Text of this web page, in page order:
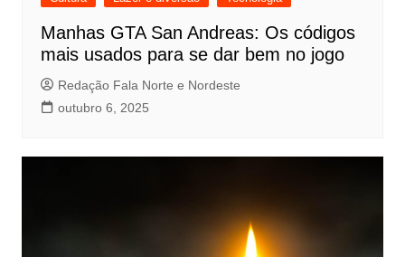
Manhas GTA San Andreas: Os códigos
mais usados para se dar bem no jogo
Redação Fala Norte e Nordeste
outubro 6, 2025